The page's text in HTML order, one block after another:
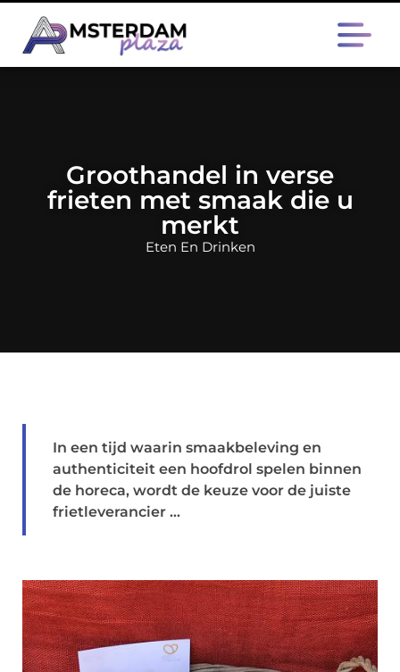
Groothandel in verse
frieten met smaak die u
merkt
Eten En Drinken
In een tijd waarin smaakbeleving en
authenticiteit een hoofdrol spelen binnen
de horeca, wordt de keuze voor de juiste
frietleverancier ...